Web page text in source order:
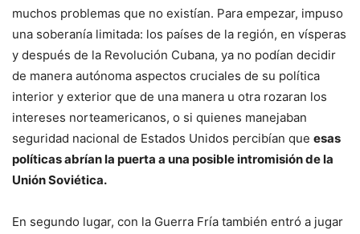
muchos problemas que no existían. Para empezar, impuso
una soberanía limitada: los países de la región, en vísperas
y después de la Revolución Cubana, ya no podían decidir
de manera autónoma aspectos cruciales de su política
interior y exterior que de una manera u otra rozaran los
intereses norteamericanos, o si quienes manejaban
seguridad nacional de Estados Unidos percibían que esas
políticas abrían la puerta a una posible intromisión de la
Unión Soviética.
En segundo lugar, con la Guerra Fría también entró a jugar